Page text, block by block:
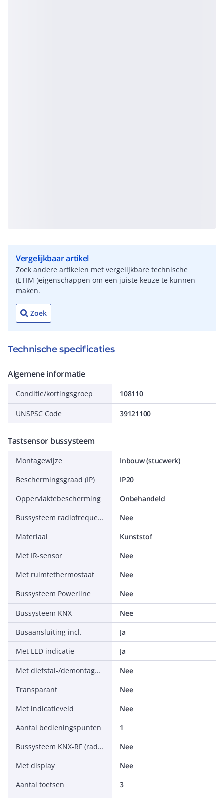
Vergelijkbaar artikel
Zoek andere artikelen met vergelijkbare technische
(ETIM-)eigenschappen om een juiste keuze te kunnen
maken.
Zoek
Technische specificaties
Algemene informatie
Conditie/kortingsgroep 108110
UNSPSC Code 39121100
Tastsensor bussysteem
Montagewijze
Inbouw (stucwerk)
Beschermingsgraad (IP)
IP20
Oppervlaktebescherming
Onbehandeld
Bussysteem radiofrequent
Nee
Materiaal
Kunststof
Met IR-sensor
Nee
Met ruimtethermostaat
Nee
Bussysteem Powerline
Nee
Bussysteem KNX
Nee
Busaansluiting incl.
Ja
Met LED indicatie
Ja
Met diefstal-/demontagebescherming
Nee
Transparant
Nee
Met indicatieveld
Nee
Aantal bedieningspunten
1
Bussysteem KNX-RF (radiofrequent)
Nee
Met display
Nee
Aantal toetsen
3